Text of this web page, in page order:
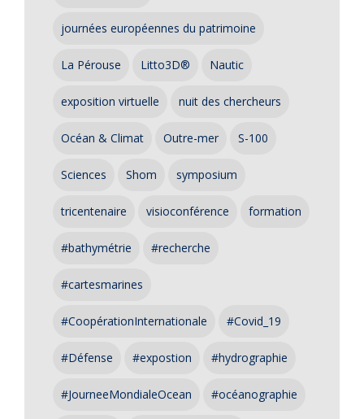
journées européennes du patrimoine
La Pérouse Litto3D® Nautic
exposition virtuelle nuit des chercheurs
Océan & Climat Outre-mer S-100
Sciences Shom symposium
tricentenaire visioconférence formation
#bathymétrie #recherche
#cartesmarines
#CoopérationInternationale #Covid_19
#Défense #expostion #hydrographie
#JourneeMondialeOcean #océanographie